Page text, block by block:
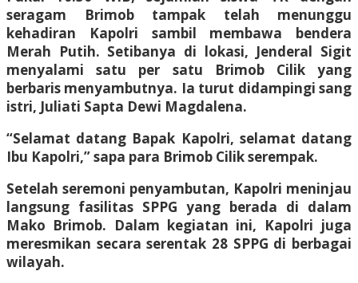
seragam Brimob tampak telah menunggu
kehadiran Kapolri sambil membawa bendera
Merah Putih. Setibanya di lokasi, Jenderal Sigit
menyalami satu per satu Brimob Cilik yang
berbaris menyambutnya. Ia turut didampingi sang
istri, Juliati Sapta Dewi Magdalena.
“Selamat datang Bapak Kapolri, selamat datang
Ibu Kapolri,” sapa para Brimob Cilik serempak.
Setelah seremoni penyambutan, Kapolri meninjau
langsung fasilitas SPPG yang berada di dalam
Mako Brimob. Dalam kegiatan ini, Kapolri juga
meresmikan secara serentak 28 SPPG di berbagai
wilayah.